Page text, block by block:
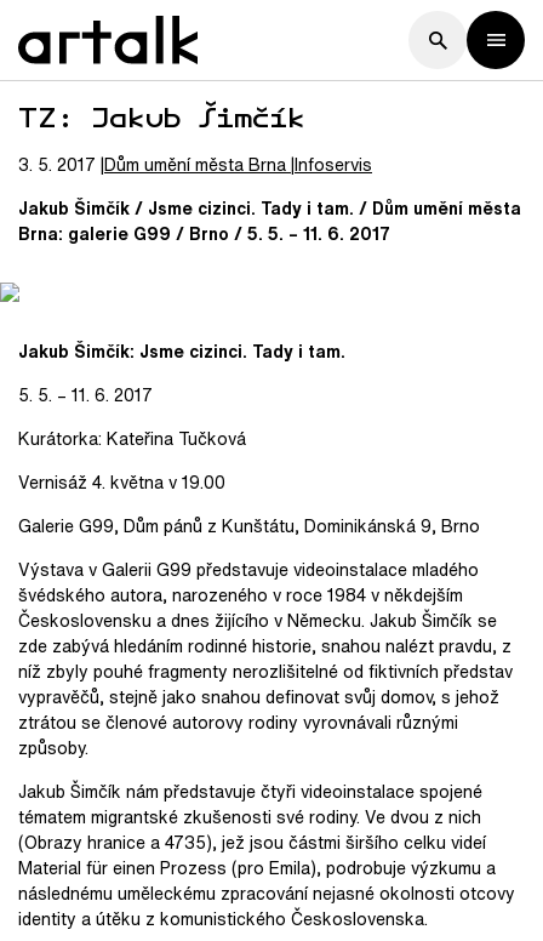
TZ: Jakub Šimčík
3. 5. 2017 Dům umění města Brna Infoservis
Jakub Šimčík / Jsme cizinci. Tady i tam. / Dům umění města
Brna: galerie G99 / Brno / 5. 5. – 11. 6. 2017
Jakub Šimčík: Jsme cizinci. Tady i tam.
5. 5. – 11. 6. 2017
Kurátorka: Kateřina Tučková
Vernisáž 4. května v 19.00
Galerie G99, Dům pánů z Kunštátu, Dominikánská 9, Brno
Výstava v Galerii G99 představuje videoinstalace mladého
švédského autora, narozeného v roce 1984 v někdejším
Československu a dnes žijícího v Německu. Jakub Šimčík se
zde zabývá hledáním rodinné historie, snahou nalézt pravdu, z
níž zbyly pouhé fragmenty nerozlišitelné od fiktivních představ
vypravěčů, stejně jako snahou definovat svůj domov, s jehož
ztrátou se členové autorovy rodiny vyrovnávali různými
způsoby.
Jakub Šimčík nám představuje čtyři videoinstalace spojené
tématem migrantské zkušenosti své rodiny. Ve dvou z nich
(Obrazy hranice a 4735), jež jsou částmi širšího celku videí
Material für einen Prozess (pro Emila), podrobuje výzkumu a
následnému uměleckému zpracování nejasné okolnosti otcovy
identity a útěku z komunistického Československa.